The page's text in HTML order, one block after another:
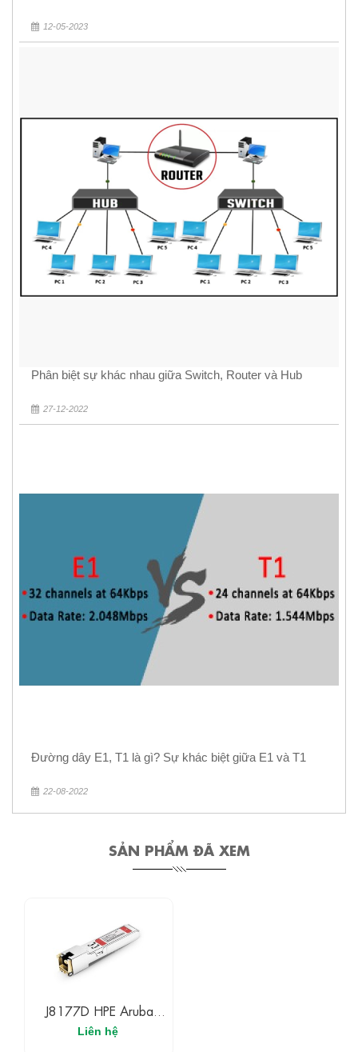
12-05-2023
Phân biệt sự khác nhau giữa Switch, Router và Hub
27-12-2022
Đường dây E1, T1 là gì? Sự khác biệt giữa E1 và T1
22-08-2022
SẢN PHẨM ĐÃ XEM
J8177D HPE Aruba
Module SFP Copper RJ-
45 100m Transceiver
Liên hệ